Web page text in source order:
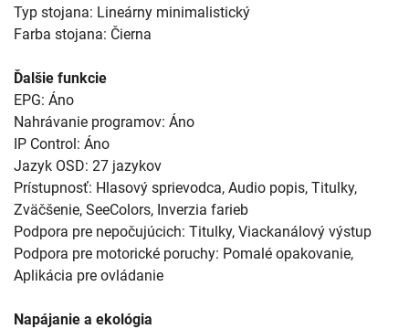
Typ stojana: Lineárny minimalistický
Farba stojana: Čierna
Ďalšie funkcie
EPG: Áno
Nahrávanie programov: Áno
IP Control: Áno
Jazyk OSD: 27 jazykov
Prístupnosť: Hlasový sprievodca, Audio popis, Titulky,
Zväčšenie, SeeColors, Inverzia farieb
Podpora pre nepočujúcich: Titulky, Viackanálový výstup
Podpora pre motorické poruchy: Pomalé opakovanie,
Aplikácia pre ovládanie
Napájanie a ekológia